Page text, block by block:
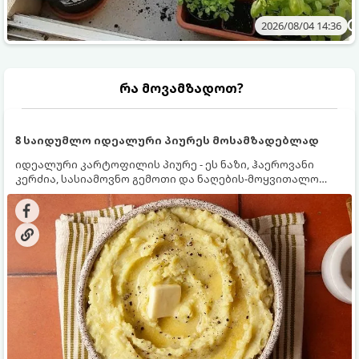
2026/08/04 14:36
რა მოვამზადოთ?
8 საიდუმლო იდეალური პიურეს მოსამზადებლად
იდეალური კარტოფილის პიურე - ეს ნაზი, ჰაეროვანი
კერძია, სასიამოვნო გემოთი და ნაღების-მოყვითალო
ფერით. მისი მომზადება ძალიან მარტივია, მაგრამ
არსებობს რამდენიმე საიდუმლო, რომლებიც უნდა
იცოდეთ, რომ პიურე იდეალურად გემრიელი გამოვიდეს.